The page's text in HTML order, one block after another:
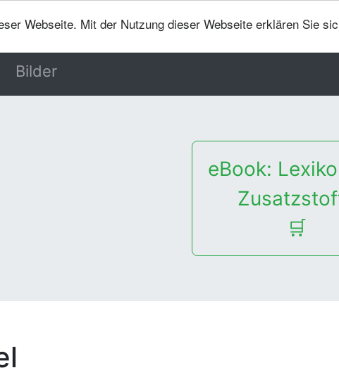
Webseite. Mit der Nutzung dieser Webseite erklären Sie
Bilder
eBook:
🛒